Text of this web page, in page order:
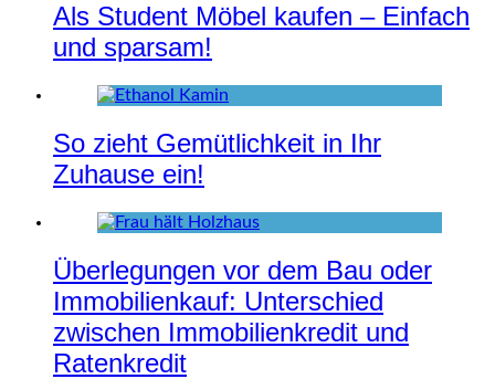
Als Student Möbel kaufen – Einfach
und sparsam!
So zieht Gemütlichkeit in Ihr
Zuhause ein!
Überlegungen vor dem Bau oder
Immobilienkauf: Unterschied
zwischen Immobilienkredit und
Ratenkredit